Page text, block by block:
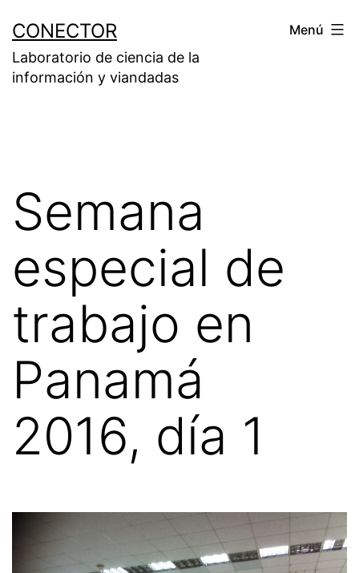
contenido
CONECTOR
Laboratorio de ciencia de la
información y viandadas
Menú
Semana
especial de
trabajo en
Panamá
2016, día 1